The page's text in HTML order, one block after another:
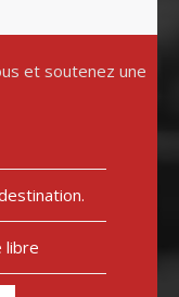
et soutenez une
libre